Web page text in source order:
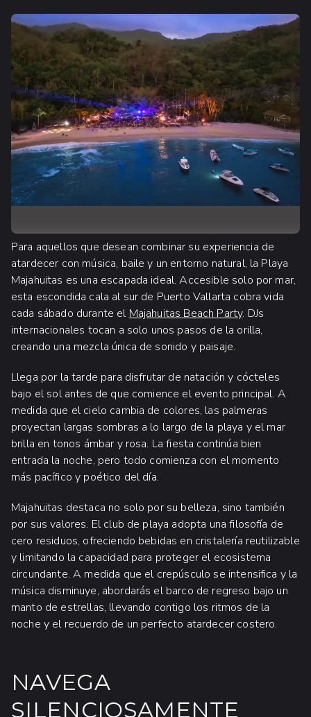
Para aquellos que desean combinar su experiencia de
atardecer con música, baile y un entorno natural, la Playa
Majahuitas es una escapada ideal. Accesible solo por mar,
esta escondida cala al sur de Puerto Vallarta cobra vida
cada sábado durante el Majahuitas Beach Party. DJs
internacionales tocan a solo unos pasos de la orilla,
creando una mezcla única de sonido y paisaje.
Llega por la tarde para disfrutar de natación y cócteles
bajo el sol antes de que comience el evento principal. A
medida que el cielo cambia de colores, las palmeras
proyectan largas sombras a lo largo de la playa y el mar
brilla en tonos ámbar y rosa. La fiesta continúa bien
entrada la noche, pero todo comienza con el momento
más pacífico y poético del día.
Majahuitas destaca no solo por su belleza, sino también
por sus valores. El club de playa adopta una filosofía de
cero residuos, ofreciendo bebidas en cristalería reutilizable
y limitando la capacidad para proteger el ecosistema
circundante. A medida que el crepúsculo se intensifica y la
música disminuye, abordarás el barco de regreso bajo un
manto de estrellas, llevando contigo los ritmos de la
noche y el recuerdo de un perfecto atardecer costero.
NAVEGA
SILENCIOSAMENTE